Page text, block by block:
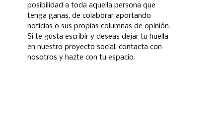
posibilidad a toda aquella persona que
tenga ganas, de colaborar aportando
noticias o sus propias columnas de opinión.
Si te gusta escribir y deseas dejar tu huella
en nuestro proyecto social, contacta con
nosotros y hazte con tu espacio.